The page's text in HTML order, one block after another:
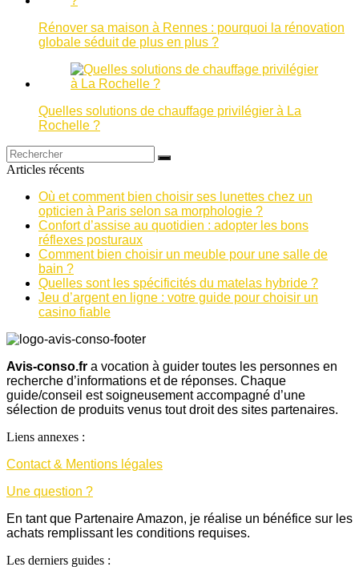
Rénover sa maison à Rennes : pourquoi la rénovation
globale séduit de plus en plus ?
Quelles solutions de chauffage privilégier à La
Rochelle ?
Articles récents
Où et comment bien choisir ses lunettes chez un
opticien à Paris selon sa morphologie ?
Confort d’assise au quotidien : adopter les bons
réflexes posturaux
Comment bien choisir un meuble pour une salle de
bain ?
Quelles sont les spécificités du matelas hybride ?
Jeu d’argent en ligne : votre guide pour choisir un
casino fiable
Avis-conso.fr a vocation à guider toutes les personnes en
recherche d’informations et de réponses. Chaque
guide/conseil est soigneusement accompagné d’une
sélection de produits venus tout droit des sites partenaires.
Liens annexes :
Contact & Mentions légales
Une question ?
En tant que Partenaire Amazon, je réalise un bénéfice sur les
achats remplissant les conditions requises.
Les derniers guides :